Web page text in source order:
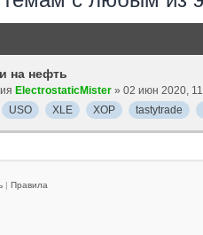
на нефть
ElectrostaticMister » 02 июн 2020,
USO XLE XOP tastytrade
| Правила